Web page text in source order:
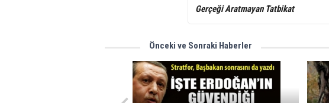
Gerçeği Aratmayan Tatbikat
Önceki ve Sonraki Haberler